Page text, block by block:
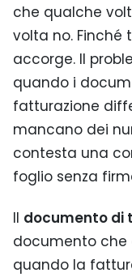
che qualche
volta no. Finché
accorge. Il
quando i
fatturazione
mancano dei
contesta una
foglio senza
Il documento di
documento
quando la